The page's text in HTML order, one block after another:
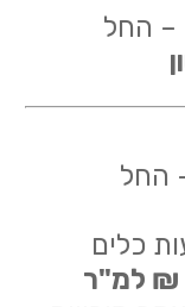
– החל
החל
כלים